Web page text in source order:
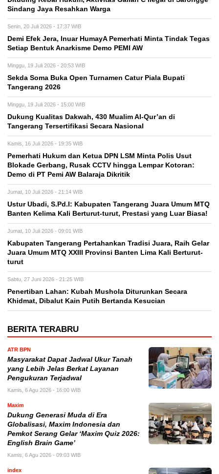
Sindang Jaya Resahkan Warga
Senin, 20 Juli 2026 - 17:37 WIB
Demi Efek Jera, Inuar HumayA Pemerhati Minta Tindak Tegas
Setiap Bentuk Anarkisme Demo PEMI AW
Minggu, 19 Juli 2026 - 20:53 WIB
Sekda Soma Buka Open Turnamen Catur Piala Bupati
Tangerang 2026
Minggu, 19 Juli 2026 - 15:00 WIB
Dukung Kualitas Dakwah, 430 Mualim Al-Qur’an di
Tangerang Tersertifikasi Secara Nasional
Kamis, 16 Juli 2026 - 19:35 WIB
Pemerhati Hukum dan Ketua DPN LSM Minta Polis Usut
Blokade Gerbang, Rusak CCTV hingga Lempar Kotoran:
Demo di PT Pemi AW Balaraja Dikritik
Jumat, 10 Juli 2026 - 21:14 WIB
Ustur Ubadi, S.Pd.I: Kabupaten Tangerang Juara Umum MTQ
Banten Kelima Kali Berturut-turut, Prestasi yang Luar Biasa!
Jumat, 10 Juli 2026 - 09:01 WIB
Kabupaten Tangerang Pertahankan Tradisi Juara, Raih Gelar
Juara Umum MTQ XXIII Provinsi Banten Lima Kali Berturut-
turut
Sabtu, 27 Juni 2026 - 21:25 WIB
Penertiban Lahan: Kubah Mushola Diturunkan Secara
Khidmat, Dibalut Kain Putih Bertanda Kesucian
BERITA TERABRU
ATR BPN
Masyarakat Dapat Jadwal Ukur Tanah
yang Lebih Jelas Berkat Layanan
Pengukuran Terjadwal
Kamis, 6 Agu 2026 - 16:00 WIB
Maxim
Dukung Generasi Muda di Era
Globalisasi, Maxim Indonesia dan
Pemkot Serang Gelar ‘Maxim Quiz 2026:
English Brain Game’
Kamis, 6 Agu 2026 - 09:03 WIB
index